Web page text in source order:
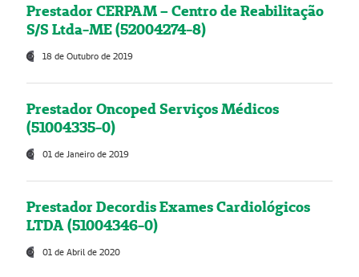
Prestador CERPAM – Centro de Reabilitação
S/S Ltda-ME (52004274-8)
18 de Outubro de 2019
Prestador Oncoped Serviços Médicos
(51004335-0)
01 de Janeiro de 2019
Prestador Decordis Exames Cardiológicos
LTDA (51004346-0)
01 de Abril de 2020